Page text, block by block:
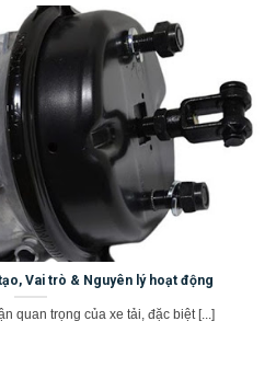
Vai trò & Nguyên lý hoạt động
quan trọng của xe tải, đặc biệt [...]